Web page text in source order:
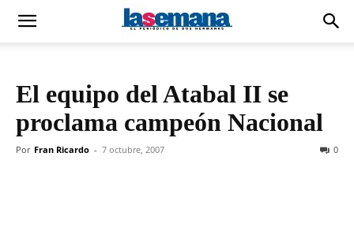
El equipo del Atabal II se
proclama campeón Nacional
Por Fran Ricardo - 7 octubre, 2007 0